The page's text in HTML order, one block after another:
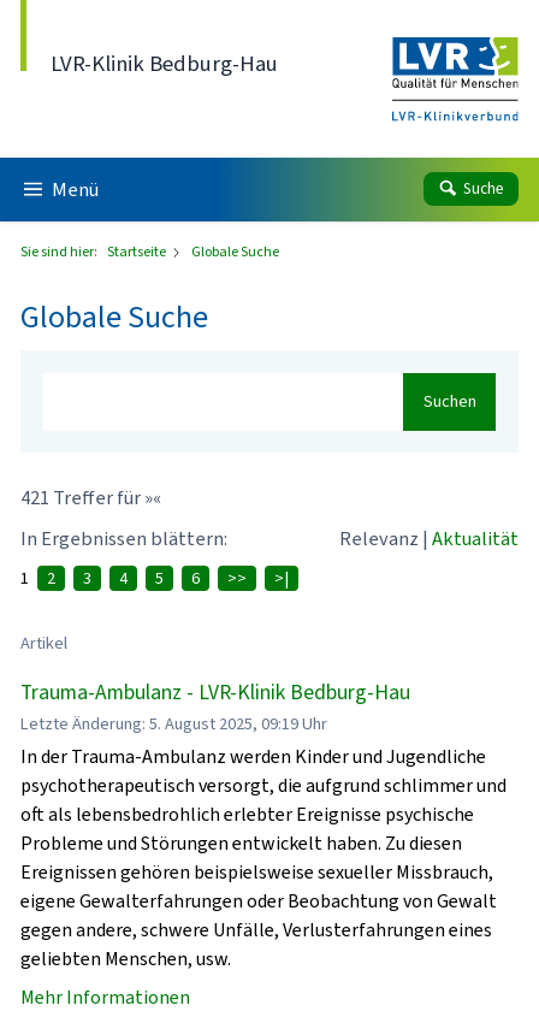
LVR-Klinik Bedburg-Hau
Menü Suche
Sie sind hier: Startseite Globale Suche
Globale Suche
Suchen
421 Treffer für »«
In Ergebnissen blättern:
Relevanz | Aktualität
1 2 3 4 5 6 >> >|
Artikel
Trauma-Ambulanz - LVR-Klinik Bedburg-Hau
Letzte Änderung: 5. August 2025, 09:19 Uhr
In der Trauma-Ambulanz werden Kinder und Jugendliche
psychotherapeutisch versorgt, die aufgrund schlimmer und
oft als lebensbedrohlich erlebter Ereignisse psychische
Probleme und Störungen entwickelt haben. Zu diesen
Ereignissen gehören beispielsweise sexueller Missbrauch,
eigene Gewalterfahrungen oder Beobachtung von Gewalt
gegen andere, schwere Unfälle, Verlusterfahrungen eines
geliebten Menschen, usw.
Mehr Informationen